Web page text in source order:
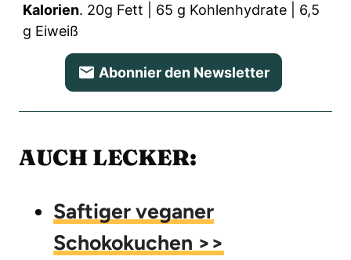
Kalorien. 20g Fett | 65 g Kohlenhydrate | 6,5
g Eiweiß
Abonnier den Newsletter
AUCH LECKER:
Saftiger veganer
Schokokuchen >>